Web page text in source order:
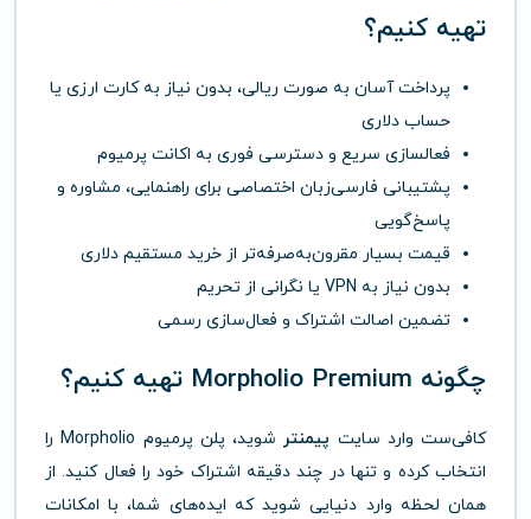
تهیه کنیم؟
پرداخت آسان به صورت ریالی، بدون نیاز به کارت ارزی یا
حساب دلاری
فعالسازی سریع و دسترسی فوری به اکانت پرمیوم
پشتیبانی فارسی‌زبان اختصاصی برای راهنمایی، مشاوره و
پاسخ‌گویی
قیمت بسیار مقرون‌به‌صرفه‌تر از خرید مستقیم دلاری
بدون نیاز به VPN یا نگرانی از تحریم
تضمین اصالت اشتراک و فعال‌سازی رسمی
چگونه Morpholio Premium تهیه کنیم؟
کافی‌ست وارد سایت پیمنتر
شوید، پلن پرمیوم Morpholio را
انتخاب کرده و تنها در چند دقیقه اشتراک خود را فعال کنید. از
همان لحظه وارد دنیایی شوید که ایده‌های شما، با امکانات